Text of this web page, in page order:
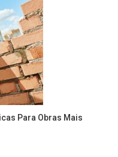
Para Obras Mais